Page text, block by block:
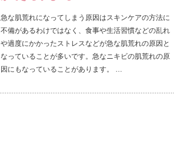
急な肌荒れになってしまう原因はスキンケアの方法に
不備があるわけではなく、食事や生活習慣などの乱れ
や過度にかかったストレスなどが急な肌荒れの原因と
なっていることが多いです。急なニキビの肌荒れの原
因にもなっていることがあります。 …